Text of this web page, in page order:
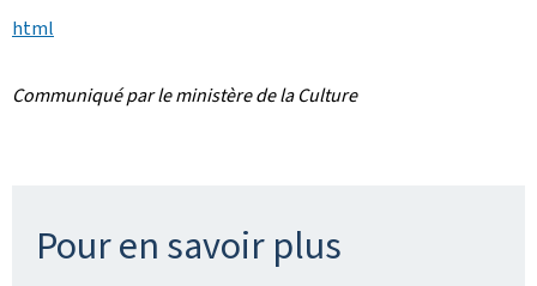
html
Communiqué par le ministère de la Culture
Pour en savoir plus